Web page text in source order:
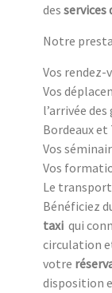
des services
Notre
Vos rendez-
Vos
l’arrivée
Bordeaux et
Vos
Vos
Le
Bénéficiez
taxi qui
circulation
votre
disposition